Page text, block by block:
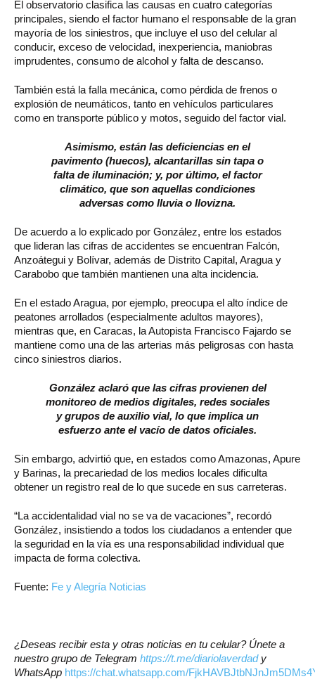
El observatorio clasifica las causas en cuatro categorías
principales, siendo el factor humano el responsable de la gran
mayoría de los siniestros, que incluye el uso del celular al
conducir, exceso de velocidad, inexperiencia, maniobras
imprudentes, consumo de alcohol y falta de descanso.
También está la falla mecánica, como pérdida de frenos o
explosión de neumáticos, tanto en vehículos particulares
como en transporte público y motos, seguido del factor vial.
Asimismo, están las deficiencias en el
pavimento (huecos), alcantarillas sin tapa o
falta de iluminación; y, por último, el factor
climático, que son aquellas condiciones
adversas como lluvia o llovizna.
De acuerdo a lo explicado por González, entre los estados
que lideran las cifras de accidentes se encuentran Falcón,
Anzoátegui y Bolívar, además de Distrito Capital, Aragua y
Carabobo que también mantienen una alta incidencia.
En el estado Aragua, por ejemplo, preocupa el alto índice de
peatones arrollados (especialmente adultos mayores),
mientras que, en Caracas, la Autopista Francisco Fajardo se
mantiene como una de las arterias más peligrosas con hasta
cinco siniestros diarios.
González aclaró que las cifras provienen del
monitoreo de medios digitales, redes sociales
y grupos de auxilio vial, lo que implica un
esfuerzo ante el vacío de datos oficiales.
Sin embargo, advirtió que, en estados como Amazonas, Apure
y Barinas, la precariedad de los medios locales dificulta
obtener un registro real de lo que sucede en sus carreteras.
“La accidentalidad vial no se va de vacaciones”, recordó
González, insistiendo a todos los ciudadanos a entender que
la seguridad en la vía es una responsabilidad individual que
impacta de forma colectiva.
Fuente: Fe y Alegría Noticias
¿Deseas recibir esta y otras noticias en tu celular? Únete a
nuestro grupo de Telegram https://t.me/diariolaverdady
WhatsApp https://chat.whatsapp.com/